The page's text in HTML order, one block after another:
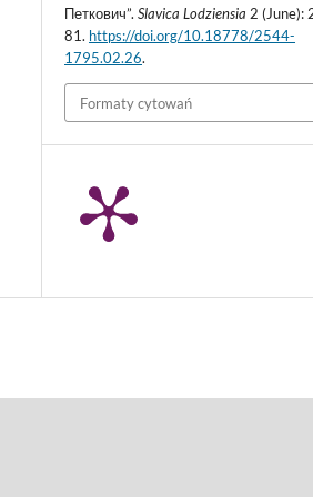
Петкович”.Slavica Lodziensia 2 (June):
81. https://doi.org/10.18778/2544-
1795.02.26.
Formaty cytowań